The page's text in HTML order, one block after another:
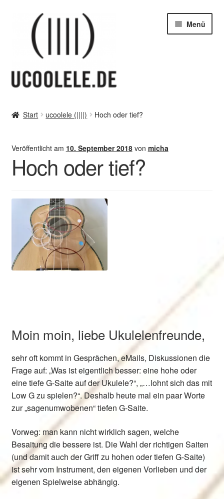
Navigation
springen
springen
Menü
SHOP
Kontakt / Impressum / AGB & co
Start ucoolele (||||) Hoch oder tief?
Veröffentlicht am 10. September 2018 von micha
Hoch oder tief?
Moin moin, liebe Ukulelenfreunde,
sehr oft kommt in Gesprächen, eMails, Diskussionen die
Frage auf: „Was ist eigentlich besser: eine hohe oder
eine tiefe G-Saite auf der Ukulele?“, „…lohnt sich das mit
Low G zu spielen?“. Deshalb heute mal ein paar Worte
zur „sagenumwobenen“ tiefen G-Saite.
Vorweg: man kann nicht wirklich sagen, welche
Besaitung die bessere ist. Die Wahl der richtigen Saiten
(und damit auch der Griff zu hohen oder tiefen G-Saite)
ist sehr vom Instrument, den eigenen Vorlieben und der
eigenen Spielweise abhängig.